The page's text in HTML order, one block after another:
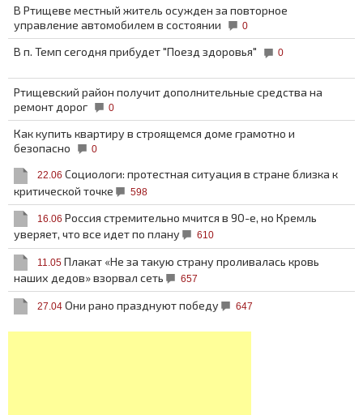
В Ртищеве местный житель осужден за повторное
управление автомобилем в состоянии
0
В п. Темп сегодня прибудет "Поезд здоровья" 0
Ртищевский район получит дополнительные средства на
ремонт дорог
0
Как купить квартиру в строящемся доме грамотно и
безопасно
0
22.06 Социологи: протестная ситуация в стране близка к
критической точке
598
16.06 Россия стремительно мчится в 90-е, но Кремль
уверяет, что все идет по плану
610
11.05 Плакат «Не за такую страну проливалась кровь
наших дедов» взорвал сеть
657
27.04 Они рано празднуют победу 647